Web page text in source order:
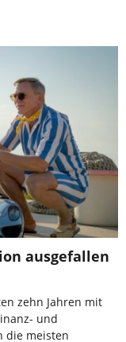
ausgefallen
zehn Jahren mit
und
die meisten